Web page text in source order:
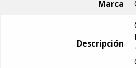
Marca
Descripción